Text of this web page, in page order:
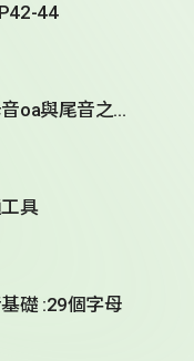
44
越語輕鬆學 主題 多母音oa與尾音之拼音
具
礎 :29個字母